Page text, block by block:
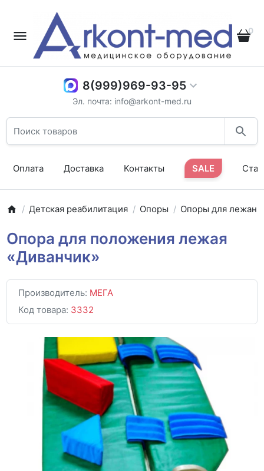
0
8(999)969-93-95
Эл. почта: info@arkont-med.ru
Оплата Доставка Контакты SALE
Детская реабилитация Опоры Опоры для
Опора для положения лежая
«Диванчик»
Производитель: МЕГА
Код товара: 3332